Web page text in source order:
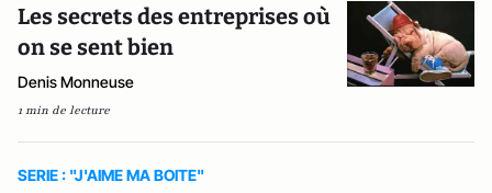
Les secrets des entreprises où
on se sent bien
Denis Monneuse
1 min de lecture
SERIE : "J'AIME MA BOITE"